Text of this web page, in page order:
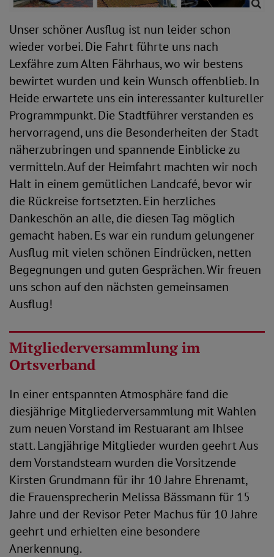
Unser schöner Ausflug ist nun leider schon
wieder vorbei. Die Fahrt führte uns nach
Lexfähre zum Alten Fährhaus, wo wir bestens
bewirtet wurden und kein Wunsch offenblieb. In
Heide erwartete uns ein interessanter kultureller
Programmpunkt. Die Stadtführer verstanden es
hervorragend, uns die Besonderheiten der Stadt
näherzubringen und spannende Einblicke zu
vermitteln. Auf der Heimfahrt machten wir noch
Halt in einem gemütlichen Landcafé, bevor wir
die Rückreise fortsetzten. Ein herzliches
Dankeschön an alle, die diesen Tag möglich
gemacht haben. Es war ein rundum gelungener
Ausflug mit vielen schönen Eindrücken, netten
Begegnungen und guten Gesprächen. Wir freuen
uns schon auf den nächsten gemeinsamen
Ausflug!
Mitgliederversammlung im
Ortsverband
In einer entspannten Atmosphäre fand die
diesjährige Mitgliederversammlung mit Wahlen
zum neuen Vorstand im Restuarant am Ihlsee
statt. Langjährige Mitglieder wurden geehrt Aus
dem Vorstandsteam wurden die Vorsitzende
Kirsten Grundmann für ihr 10 Jahre Ehrenamt,
die Frauensprecherin Melissa Bässmann für 15
Jahre und der Revisor Peter Machus für 10 Jahre
geehrt und erhielten eine besondere
Anerkennung.